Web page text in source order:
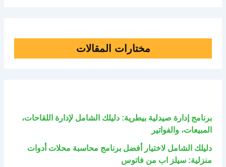
مختارات المقالات
برنامج إدارة صيدلية بيطرية: دليلك الشامل لإدارة اللقاحات،
المبيعات، والفواتير
دليلك الشامل لاختيار أفضل برنامج محاسبة محلات أدوات
منزلية: سيلز اب من فاتوس